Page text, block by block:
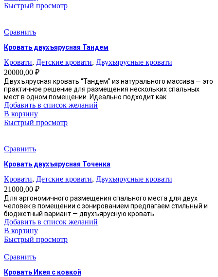
Быстрый просмотр
Сравнить
Кровать двухъярусная Тандем
Кровати, Детские кровати, Двухъярусные кровати
20000,00 ₽
Двухъярусная кровать “Тандем” из натурального массива — это
практичное решение для размещения нескольких спальных
мест в одном помещении. Идеально подходит как
Добавить в список желаний
В корзину
Быстрый просмотр
Сравнить
Кровать двухъярусная Точенка
Кровати, Детские кровати, Двухъярусные кровати
21000,00 ₽
Для эргономичного размещения спального места для двух
человек в помещении с зонированием предлагаем стильный и
бюджетный вариант — двухъярусную кровать
Добавить в список желаний
В корзину
Быстрый просмотр
Сравнить
Кровать Икея с ковкой